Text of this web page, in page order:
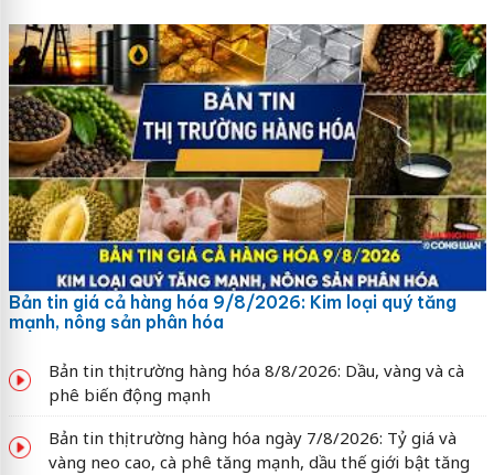
Bản tin giá cả hàng hóa 9/8/2026: Kim loại quý tăng
mạnh, nông sản phân hóa
Bản tin thị trường hàng hóa 8/8/2026: Dầu, vàng và cà
phê biến động mạnh
Bản tin thị trường hàng hóa ngày 7/8/2026: Tỷ giá và
vàng neo cao, cà phê tăng mạnh, dầu thế giới bật tăng